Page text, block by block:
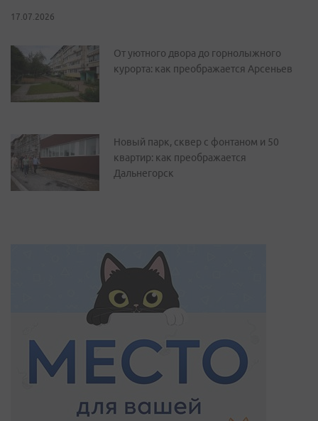
17.07.2026
От уютного двора до горнолыжного
курорта: как преображается Арсеньев
Новый парк, сквер с фонтаном и 50
квартир: как преображается
Дальнегорск